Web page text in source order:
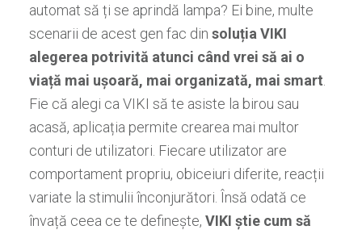
automat să ți se aprindă lampa? Ei bine, multe
scenarii de acest gen fac din soluția VIKI
alegerea potrivită atunci când vrei să ai o
viață mai ușoară, mai organizată, mai smart
Fie că alegi ca VIKI să te asiste la birou sau
acasă, aplicația permite crearea mai multor
conturi de utilizatori. Fiecare utilizator are
comportament propriu, obiceiuri diferite, reacții
variate la stimulii înconjurători. Însă odată ce
învață ceea ce te definește, VIKI știe cum să